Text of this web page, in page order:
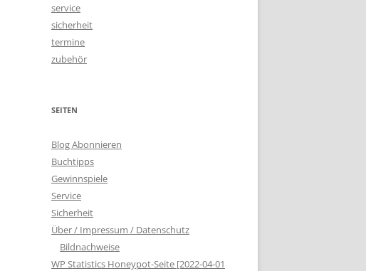
service
sicherheit
termine
zubehör
SEITEN
Blog Abonnieren
Buchtipps
Gewinnspiele
Service
Sicherheit
Über / Impressum / Datenschutz
Bildnachweise
WP Statistics Honeypot-Seite [2022-04-01